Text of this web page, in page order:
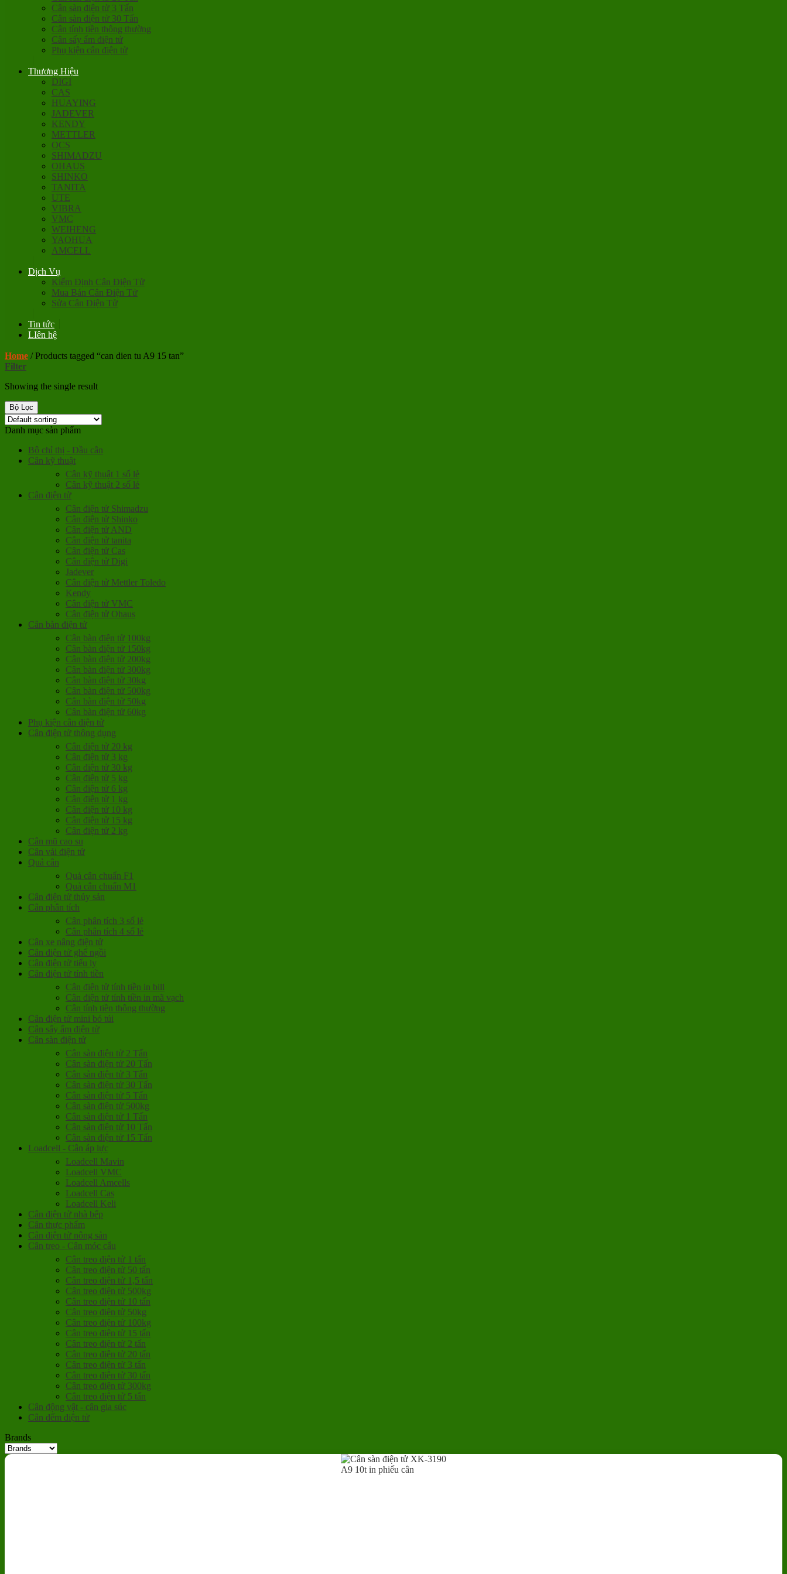
Cân sàn điện tử 3 Tấn
Cân sàn điện tử 30 Tấn
Cân tính tiền thông thường
Cân sấy ẩm điện tử
Phụ kiện cân điện tử
Thương Hiệu
DIGI
CAS
HUAYING
JADEVER
KENDY
METTLER
OCS
SHIMADZU
OHAUS
SHINKO
TANITA
UTE
VIBRA
VMC
WEIHENG
YAOHUA
AMCELL
Dịch Vụ
Kiểm Định Cân Điện Tử
Mua Bán Cân Điện Tử
Sửa Cân Điện Tử
Tin tức
LIên hệ
Home /Products tagged “can dien tu A9 15 tan”
Filter
Showing the single result
Bộ Lọc
Danh mục sản phẩm
Bộ chỉ thị - Đầu cân
Cân kỹ thuật
Cân kỹ thuật 1 số lẻ
Cân kỹ thuật 2 số lẻ
Cân điện tử
Cân điện tử Shimadzu
Cân điện tử Shinko
Cân điện tử AND
Cân điện tử tanita
Cân điện tử Cas
Cân điện tử Digi
Jadever
Cân điện tử Mettler Toledo
Kendy
Cân điện tử VMC
Cân điện tử Ohaus
Cân bàn điện tử
Cân bàn điện tử 100kg
Cân bàn điện tử 150kg
Cân bàn điện tử 200kg
Cân bàn điện tử 300kg
Cân bàn điện tử 30kg
Cân bàn điện tử 500kg
Cân bàn điện tử 50kg
Cân bàn điện tử 60kg
Phụ kiện cân điện tử
Cân điện tử thông dụng
Cân điện tử 20 kg
Cân điện tử 3 kg
Cân điện tử 30 kg
Cân điện tử 5 kg
Cân điện tử 6 kg
Cân điện tử 1 kg
Cân điện tử 10 kg
Cân điện tử 15 kg
Cân điện tử 2 kg
Cân mũ cao su
Cân vải điện tử
Quả cân
Quả cân chuẩn F1
Quả cân chuẩn M1
Cân điện tử thủy sản
Cân phân tích
Cân phân tích 3 số lẻ
Cân phân tích 4 số lẻ
Cân xe nâng điện tử
Cân điện tử ghế ngồi
Cân điện tử tiểu ly
Cân điện tử tính tiền
Cân điện tử tính tiền in bill
Cân điện tử tính tiền in mã vạch
Cân tính tiền thông thường
Cân điện tử mini bỏ túi
Cân sấy ẩm điện tử
Cân sàn điện tử
Cân sàn điện tử 2 Tấn
Cân sàn điện tử 20 Tấn
Cân sàn điện tử 3 Tấn
Cân sàn điện tử 30 Tấn
Cân sàn điện tử 5 Tấn
Cân sàn điện tử 500kg
Cân sàn điện tử 1 Tấn
Cân sàn điện tử 10 Tấn
Cân sàn điện tử 15 Tấn
Loadcell - Cân áp lực
Loadcell Mavin
Loadcell VMC
Loadcell Amcells
Loadcell Cas
Loadcell Keli
Cân điện tử nhà bếp
Cân thực phẩm
Cân điện tử nông sản
Cân treo - Cân móc cẩu
Cân treo điện tử 1 tấn
Cân treo điện tử 50 tấn
Cân treo điện tử 1,5 tấn
Cân treo điện tử 500kg
Cân treo điện tử 10 tấn
Cân treo điện tử 50kg
Cân treo điện tử 100kg
Cân treo điện tử 15 tấn
Cân treo điện tử 2 tấn
Cân treo điện tử 20 tấn
Cân treo điện tử 3 tấn
Cân treo điện tử 30 tấn
Cân treo điện tử 300kg
Cân treo điện tử 5 tấn
Cân động vật - cân gia súc
Cân đếm điện tử
Brands